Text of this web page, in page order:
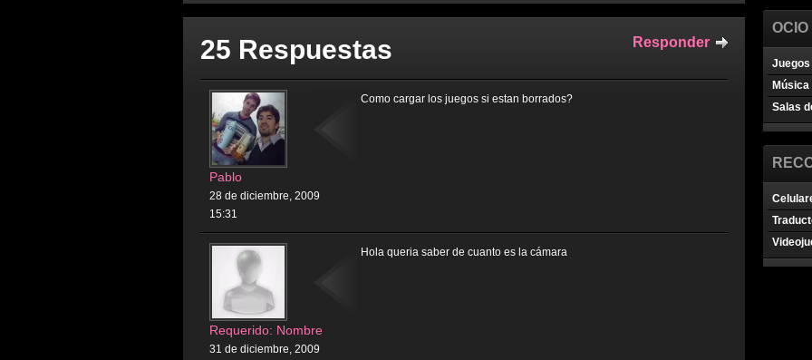
25 Respuestas Responder
Pablo
28 de diciembre, 2009
15:31
Como cargar los juegos si estan borrados?
Requerido: Nombre
31 de diciembre, 2009
Hola queria saber de cuanto es la cámara
OCIO
Música
Salas